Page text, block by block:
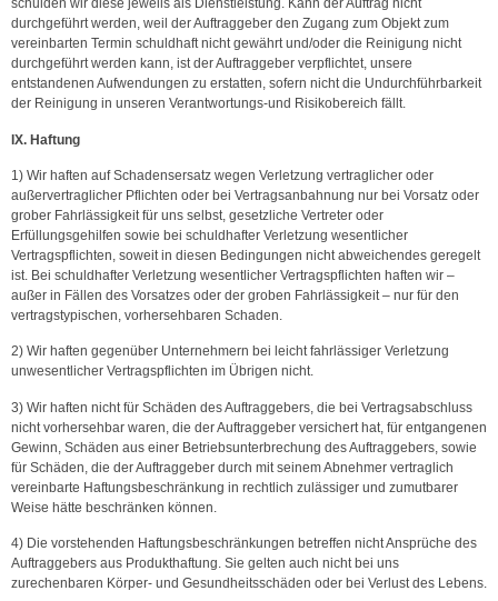
schulden wir diese jeweils als Dienstleistung. Kann der Auftrag nicht
durchgeführt werden, weil der Auftraggeber den Zugang zum Objekt zum
vereinbarten Termin schuldhaft nicht gewährt und/oder die Reinigung nicht
durchgeführt werden kann, ist der Auftraggeber verpflichtet, unsere
entstandenen Aufwendungen zu erstatten, sofern nicht die Undurchführbarkeit
der Reinigung in unseren Verantwortungs-und Risikobereich fällt.
IX. Haftung
1) Wir haften auf Schadensersatz wegen Verletzung vertraglicher oder
außervertraglicher Pflichten oder bei Vertragsanbahnung nur bei Vorsatz oder
grober Fahrlässigkeit für uns selbst, gesetzliche Vertreter oder
Erfüllungsgehilfen sowie bei schuldhafter Verletzung wesentlicher
Vertragspflichten, soweit in diesen Bedingungen nicht abweichendes geregelt
ist. Bei schuldhafter Verletzung wesentlicher Vertragspflichten haften wir –
außer in Fällen des Vorsatzes oder der groben Fahrlässigkeit – nur für den
vertragstypischen, vorhersehbaren Schaden.
2) Wir haften gegenüber Unternehmern bei leicht fahrlässiger Verletzung
unwesentlicher Vertragspflichten im Übrigen nicht.
3) Wir haften nicht für Schäden des Auftraggebers, die bei Vertragsabschluss
nicht vorhersehbar waren, die der Auftraggeber versichert hat, für entgangenen
Gewinn, Schäden aus einer Betriebsunterbrechung des Auftraggebers, sowie
für Schäden, die der Auftraggeber durch mit seinem Abnehmer vertraglich
vereinbarte Haftungsbeschränkung in rechtlich zulässiger und zumutbarer
Weise hätte beschränken können.
4) Die vorstehenden Haftungsbeschränkungen betreffen nicht Ansprüche des
Auftraggebers aus Produkthaftung. Sie gelten auch nicht bei uns
zurechenbaren Körper- und Gesundheitsschäden oder bei Verlust des Lebens.